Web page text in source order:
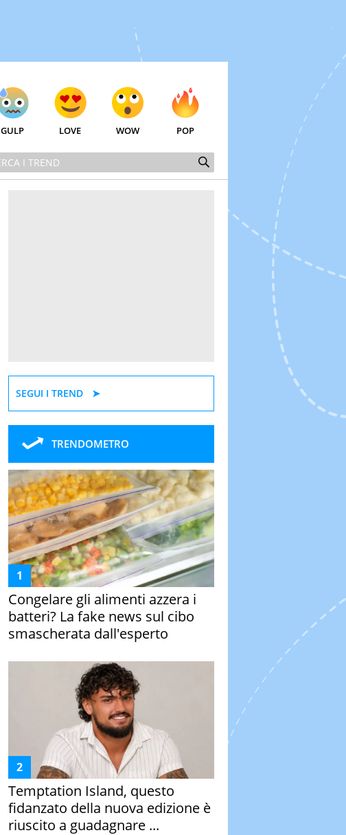
GULP LOVE WOW POP
SEGUI I TREND
TRENDOMETRO
Congelare gli alimenti azzera i
batteri? La fake news sul cibo
smascherata dall'esperto
Temptation Island, questo
fidanzato della nuova edizione è
riuscito a guadagnare ...